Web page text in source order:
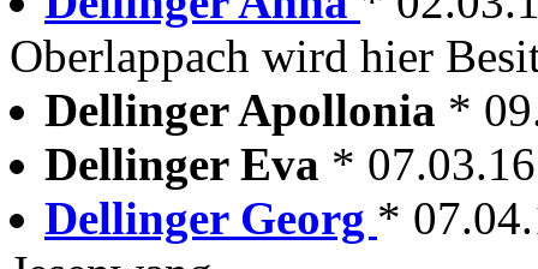
Oberlappach wird hier
Dellinger Apollonia *
Dellinger Eva *
Dellinger Georg *